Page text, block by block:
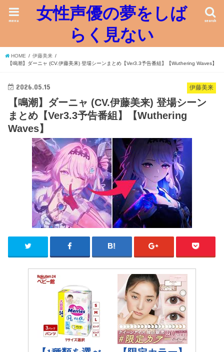
女性声優の夢をしば
らく見ない
search
menu
HOME
伊藤美来
【鳴潮】ダーニャ (CV.伊藤美来) 登場シーンまとめ【Ver3.3予告番組】【Wuthering Waves】
伊藤美来
2026.05.15
【鳴潮】ダーニャ (CV.伊藤美来) 登場シーン
まとめ【Ver3.3予告番組】【Wuthering
Waves】